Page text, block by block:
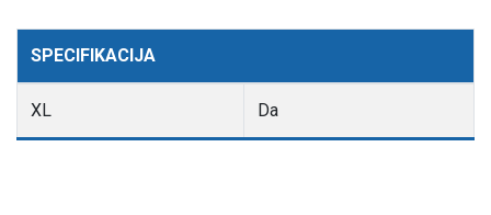
SPECIFIKACIJA
XL Da